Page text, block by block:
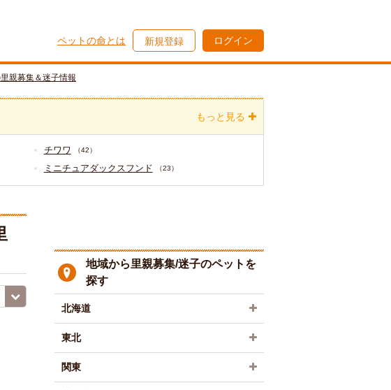
ペットの命とは 新規登録 ログイン
親募集＆迷子情報
チワワ （42）
ミニチュアダックスフンド （23）
もっと見る
地域から里親募集/迷子のペットを
探す
北海道
東北
関東